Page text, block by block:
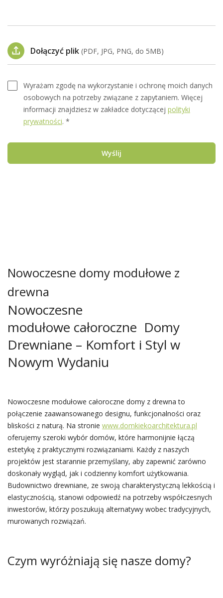
Dołączyć plik (PDF, JPG, PNG, do 5MB)
Wyrażam zgodę na wykorzystanie i ochronę moich danych
osobowych na potrzeby związane z zapytaniem. Więcej
informacji znajdziesz w zakładce dotyczącej polityki
prywatności. *
Wyślij
Nowoczesne domy modułowe z
drewna
Nowoczesne
modułowe całoroczne Domy
Drewniane – Komfort i Styl w
Nowym Wydaniu
Nowoczesne modułowe całoroczne domy z drewna to
połączenie zaawansowanego designu, funkcjonalności oraz
bliskości z naturą. Na stronie www.domkiekoarchitektura.pl
oferujemy szeroki wybór domów, które harmonijnie łączą
estetykę z praktycznymi rozwiązaniami. Każdy z naszych
projektów jest starannie przemyślany, aby zapewnić zarówno
doskonały wygląd, jak i codzienny komfort użytkowania.
Budownictwo drewniane, ze swoją charakterystyczną lekkością i
elastycznością, stanowi odpowiedź na potrzeby współczesnych
inwestorów, którzy poszukują alternatywy wobec tradycyjnych,
murowanych rozwiązań.
Czym wyróżniają się nasze domy?